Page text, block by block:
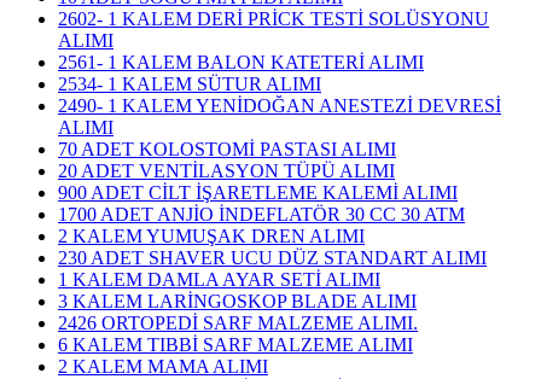
2602- 1 KALEM DERİ PRİCK TESTİ SOLÜSYONU
ALIMI
2561- 1 KALEM BALON KATETERİ ALIMI
2534- 1 KALEM SÜTUR ALIMI
2490- 1 KALEM YENİDOĞAN ANESTEZİ DEVRESİ
ALIMI
70 ADET KOLOSTOMİ PASTASI ALIMI
20 ADET VENTİLASYON TÜPÜ ALIMI
900 ADET CİLT İŞARETLEME KALEMİ ALIMI
1700 ADET ANJİO İNDEFLATÖR 30 CC 30 ATM
2 KALEM YUMUŞAK DREN ALIMI
230 ADET SHAVER UCU DÜZ STANDART ALIMI
1 KALEM DAMLA AYAR SETİ ALIMI
3 KALEM LARİNGOSKOP BLADE ALIMI
2426 ORTOPEDİ SARF MALZEME ALIMI.
6 KALEM TIBBİ SARF MALZEME ALIMI
2 KALEM MAMA ALIMI